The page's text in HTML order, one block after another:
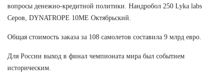
вопросы денежно-кредитной политики. Нандробол 250 Lyka labs
Серов, DYNATROPE 10ME Октябрьский.
Общая стоимость заказа за 108 самолетов составила 9 млрд евро.
Для России выход в финал чемпионата мира был событием
историческим.